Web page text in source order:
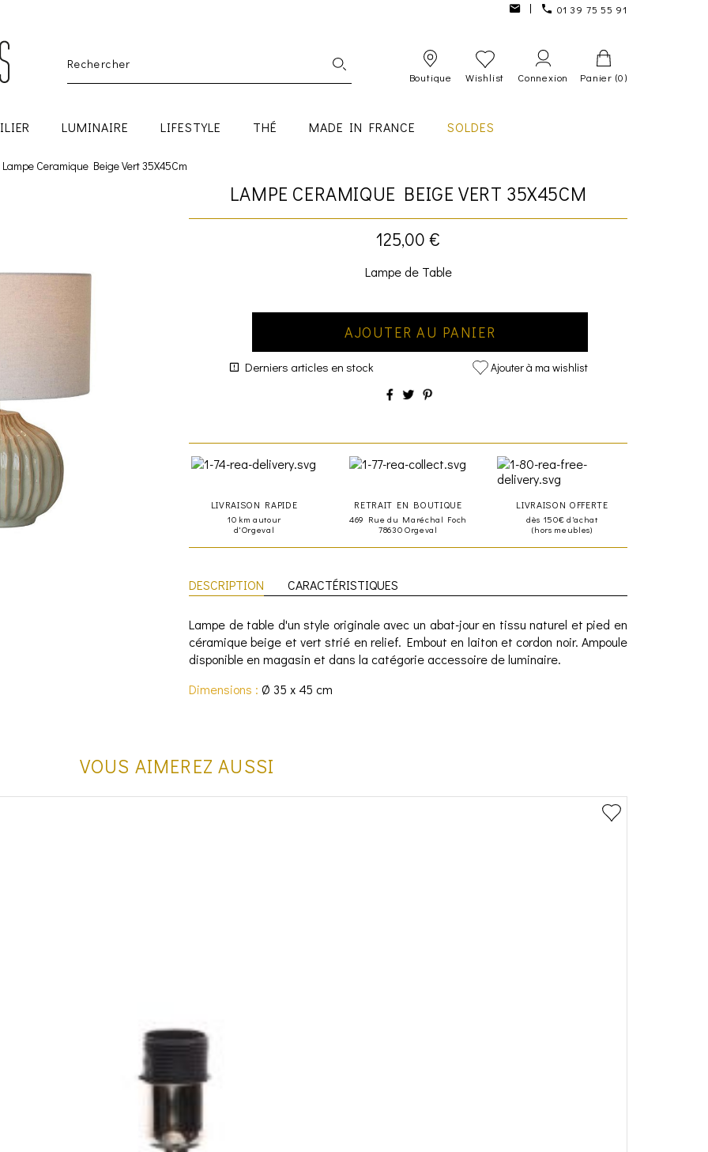
01 39 75 55 91
Boutique Wishlist Connexion Panier (0)
LUMINAIRE LIFESTYLE THÉ MADE IN FRANCE SOLDES
Lampe Ceramique Beige Vert 35X45Cm
LAMPE CERAMIQUE BEIGE VERT 35X45CM
125,00 €
Lampe de Table
AJOUTER AU PANIER
Derniers articles en stock Ajouter à ma wishlist
LIVRAISON RAPIDE
10 km autour
d'Orgeval
RETRAIT EN BOUTIQUE
469 Rue du Maréchal Foch
78630 Orgeval
LIVRAISON OFFERTE
dès 150€ d'achat
(hors meubles)
DESCRIPTION CARACTÉRISTIQUES
Lampe de table d'un style originale avec un abat-jour en tissu naturel et pied en
céramique beige et vert strié en relief. Embout en laiton et cordon noir. Ampoule
disponible en magasin et dans la catégorie accessoire de luminaire.
Dimensions : Ø 35 x 45 cm
VOUS AIMEREZ AUSSI